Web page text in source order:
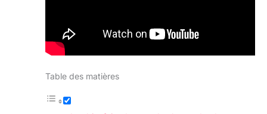
Table des matières